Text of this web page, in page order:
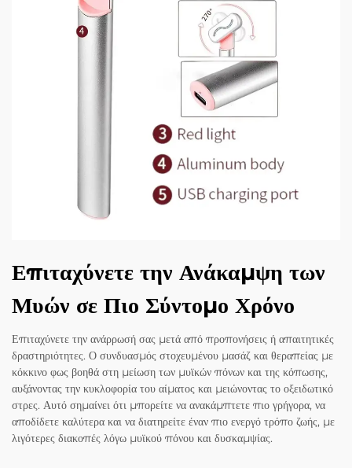
Επιταχύνετε την Ανάκαμψη των
Μυών σε Πιο Σύντομο Χρόνο
Επιταχύνετε την ανάρρωσή σας μετά από προπονήσεις ή απαιτητικές
δραστηριότητες. Ο συνδυασμός στοχευμένου μασάζ και θεραπείας με
κόκκινο φως βοηθά στη μείωση των μυϊκών πόνων και της κόπωσης,
αυξάνοντας την κυκλοφορία του αίματος και μειώνοντας το οξειδωτικό
στρες. Αυτό σημαίνει ότι μπορείτε να ανακάμπτετε πιο γρήγορα, να
αποδίδετε καλύτερα και να διατηρείτε έναν πιο ενεργό τρόπο ζωής, με
λιγότερες διακοπές λόγω μυϊκού πόνου και δυσκαμψίας.